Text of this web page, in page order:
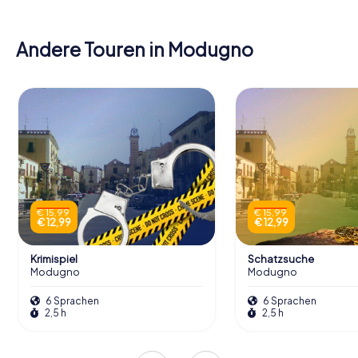
Andere Touren in Modugno
€ 15,99
€ 12,99
Krimispiel
Modugno
6 Sprachen
2,5 h
€ 15,99
€ 12,99
Schatzsuche
Modugno
6 Sprachen
2,5 h